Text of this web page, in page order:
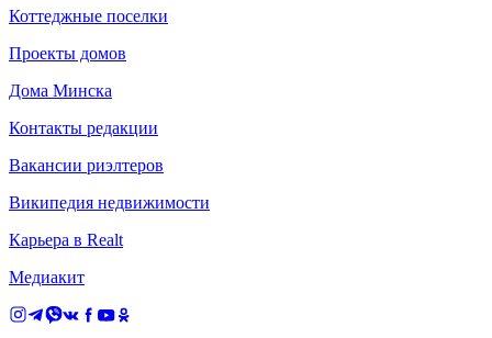
Коттеджные поселки
Проекты домов
Дома Минска
Контакты редакции
Вакансии риэлтеров
Википедия недвижимости
Карьера в Realt
Медиакит